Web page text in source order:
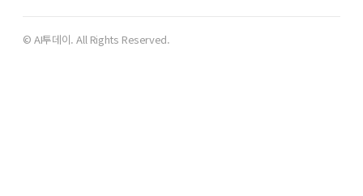
© AI투데이. All Rights Reserved.